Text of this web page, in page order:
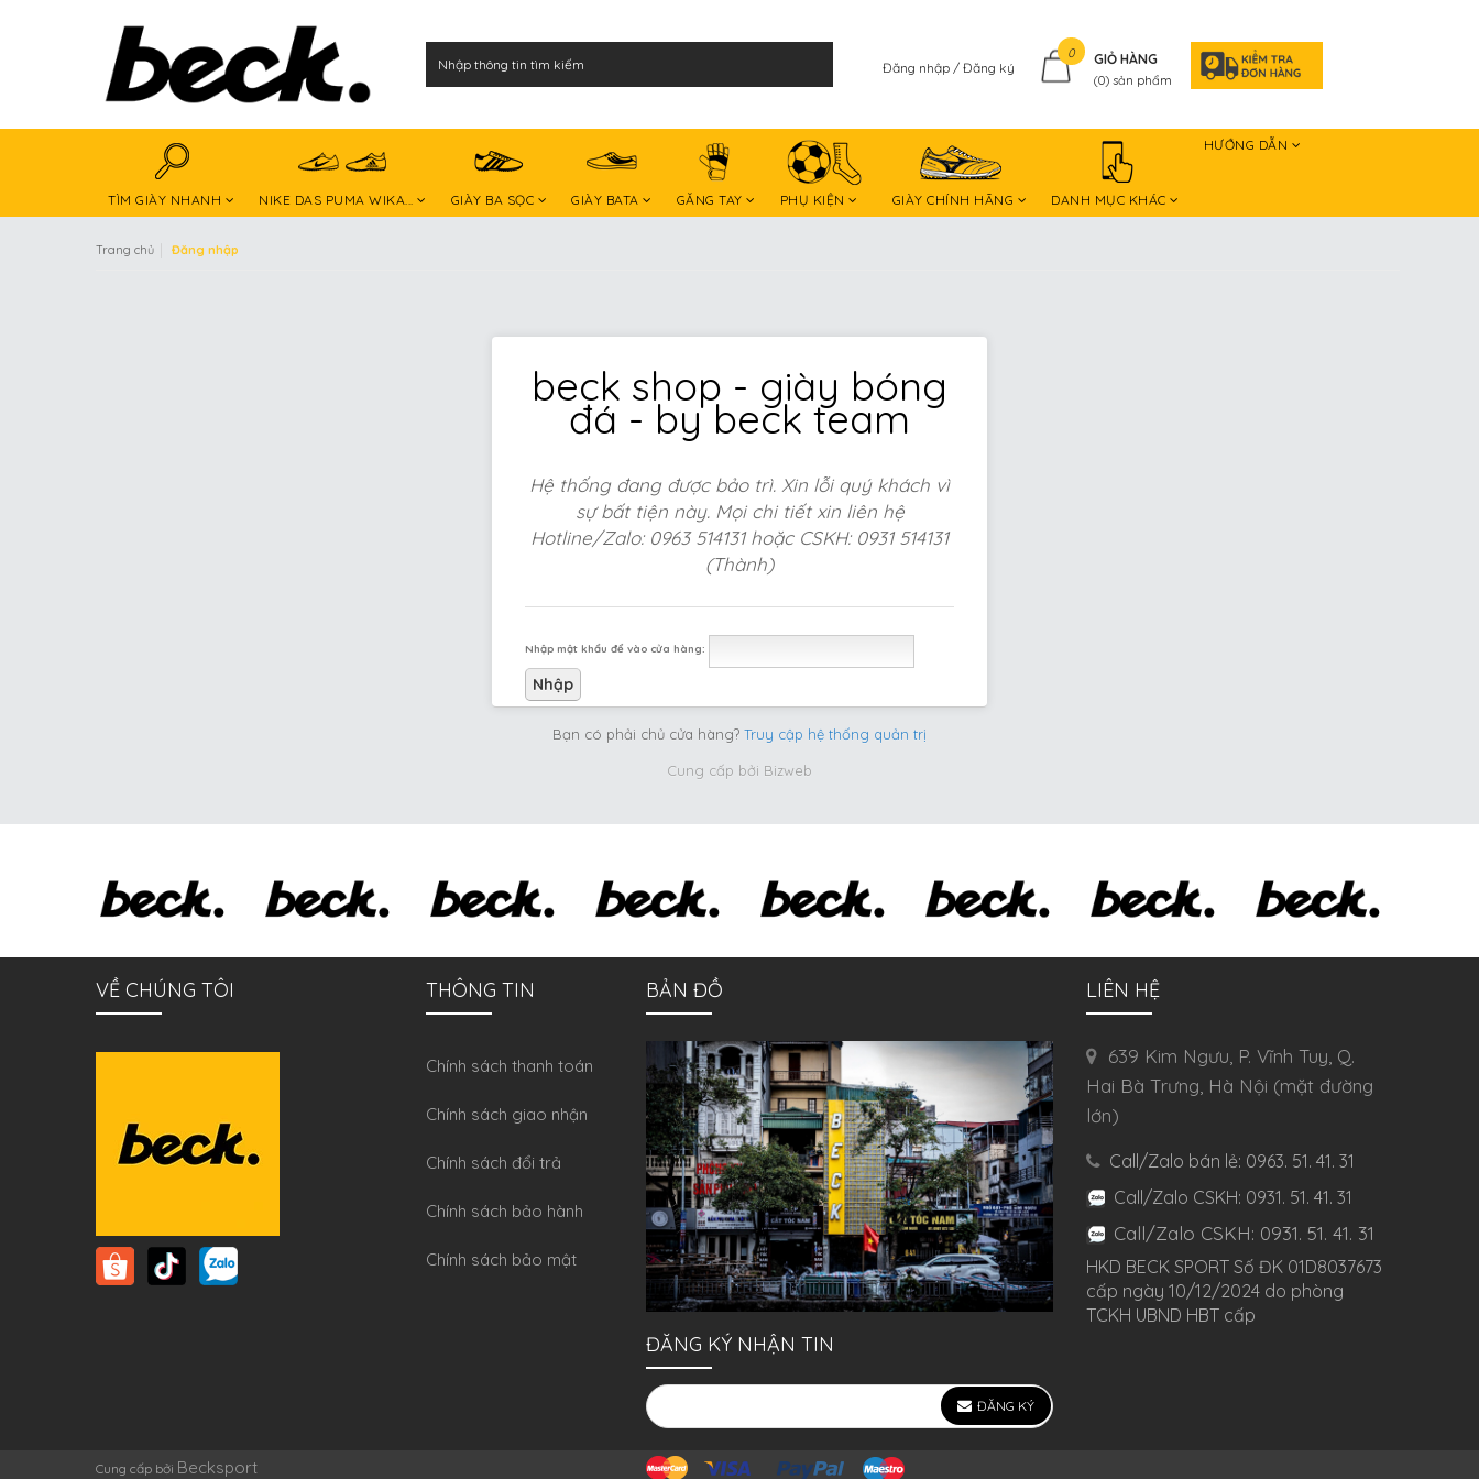
Đăng nhập Đăng ký
0 GIỎ HÀNG
(0) sản phẩm
TÌM GIÀY NHANH NIKE DAS PUMA WIKA... GIÀY BA SỌC GIÀY BATA GĂNG TAY PHỤ KIỆN GIÀY CHÍNH HÃNG DANH MỤC KHÁC
HƯỚNG DẪN
Trang chủ Đăng nhập
beck shop - giày bóng
đá - by beck team
Hệ thống đang được bảo trì. Xin lỗi quý khách vì
sự bất tiện này. Mọi chi tiết xin liên hệ
Hotline/Zalo: 0963 514131 hoặc CSKH: 0931 514131
(Thành)
Nhập mật khẩu để vào cửa hàng:
Bạn có phải chủ cửa hàng? Truy cập hệ thống quản trị
Cung cấp bởi Bizweb
VỀ CHÚNG TÔI THÔNG TIN
Chính sách thanh toán
Chính sách giao nhận
Chính sách đổi trả
Chính sách bảo hành
Chính sách bảo mật
BẢN ĐỒ
ĐĂNG KÝ NHẬN TIN
ĐĂNG KÝ
LIÊN HỆ
639 Kim Ngưu, P. Vĩnh Tuy, Q.
Hai Bà Trưng, Hà Nội (mặt đường
lớn)
Call/Zalo bán lẻ: 0963. 51. 41. 31
Call/Zalo CSKH: 0931. 51. 41. 31
Call/Zalo CSKH: 0931. 51. 41. 31
HKD BECK SPORT Số ĐK 01D8037673
cấp ngày 10/12/2024 do phòng
TCKH UBND HBT cấp
Cung cấp bởi Becksport